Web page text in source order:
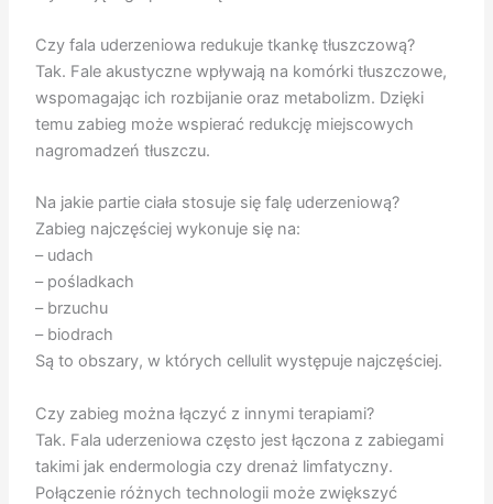
Czy fala uderzeniowa redukuje tkankę tłuszczową?
Tak. Fale akustyczne wpływają na komórki tłuszczowe,
wspomagając ich rozbijanie oraz metabolizm. Dzięki
temu zabieg może wspierać redukcję miejscowych
nagromadzeń tłuszczu.
Na jakie partie ciała stosuje się falę uderzeniową?
Zabieg najczęściej wykonuje się na:
– udach
– pośladkach
– brzuchu
– biodrach
Są to obszary, w których cellulit występuje najczęściej.
Czy zabieg można łączyć z innymi terapiami?
Tak. Fala uderzeniowa często jest łączona z zabiegami
takimi jak endermologia czy drenaż limfatyczny.
Połączenie różnych technologii może zwiększyć